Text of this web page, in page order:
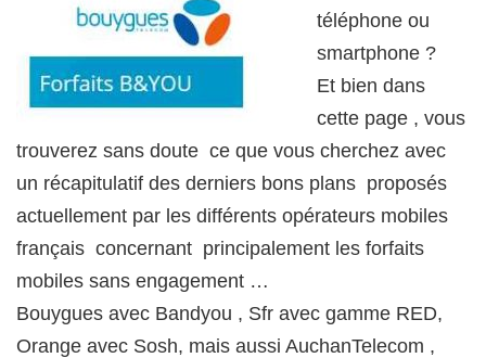
téléphone ou
smartphone ?
Et bien dans
cette page , vous
trouverez sans doute ce que vous cherchez avec
un récapitulatif des derniers bons plans proposés
actuellement par les différents opérateurs mobiles
français concernant principalement les forfaits
mobiles sans engagement …
Bouygues avec Bandyou , Sfr avec gamme RED,
Orange avec Sosh, mais aussi AuchanTelecom ,